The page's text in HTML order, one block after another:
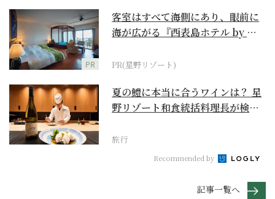
PR
客室はすべて海側にあり、眼前に
海が広がる『西表島ホテル by 星
PR(星野リゾート)
夏の鱧に本当に合うワインは？ 星
野リゾート和食統括料理長が検証
旅行
Recommended by
記事一覧へ